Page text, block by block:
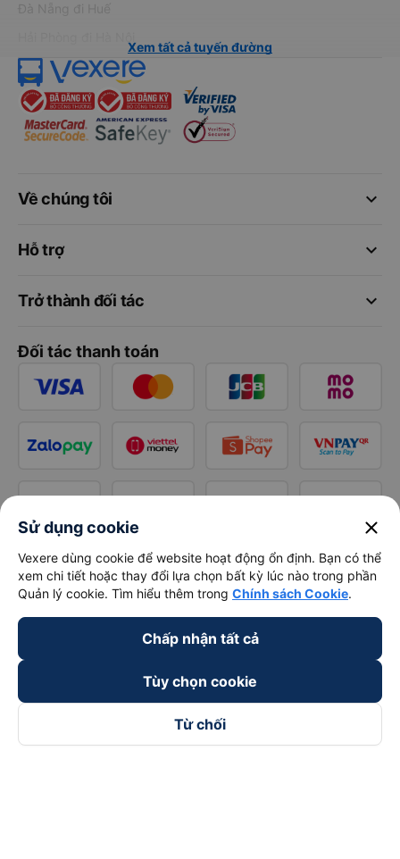
Đà Nẵng đi Huế
Xem tất cả tuyến đường
keyboard_arrow_down
Về chúng tôi
keyboard_arrow_down
Hỗ trợ
keyboard_arrow_down
Trở thành đối tác
Đối tác thanh toán
Sử dụng cookie close
Vexere dùng cookie để website hoạt động ổn định. Bạn có thể
xem chi tiết hoặc thay đổi lựa chọn bất kỳ lúc nào trong phần
Quản lý cookie. Tìm hiểu thêm trong Chính sách Cookie.
Chấp nhận tất cả
Tùy chọn cookie
Từ chối